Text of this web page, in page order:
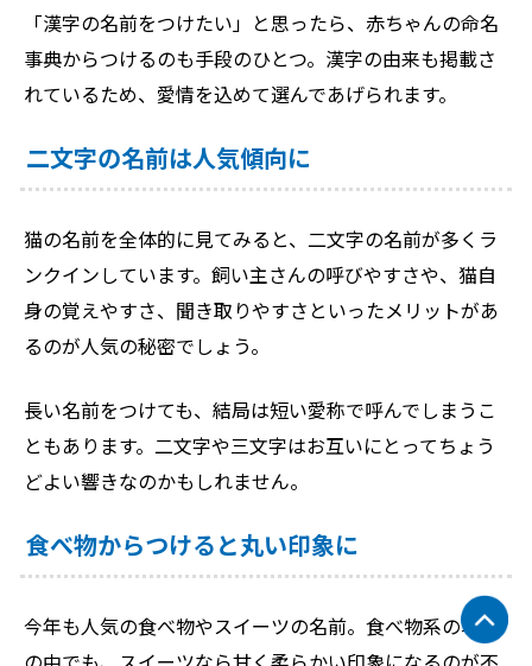
「漢字の名前をつけたい」と思ったら、赤ちゃんの命名
事典からつけるのも手段のひとつ。漢字の由来も掲載さ
れているため、愛情を込めて選んであげられます。
二文字の名前は人気傾向に
猫の名前を全体的に見てみると、二文字の名前が多くラ
ンクインしています。飼い主さんの呼びやすさや、猫自
身の覚えやすさ、聞き取りやすさといったメリットがあ
るのが人気の秘密でしょう。
長い名前をつけても、結局は短い愛称で呼んでしまうこ
ともあります。二文字や三文字はお互いにとってちょう
どよい響きなのかもしれません。
食べ物からつけると丸い印象に
今年も人気の食べ物やスイーツの名前。食べ物系の名前